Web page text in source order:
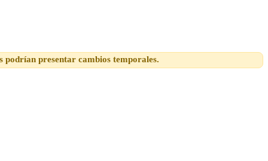
presentar cambios temporales.